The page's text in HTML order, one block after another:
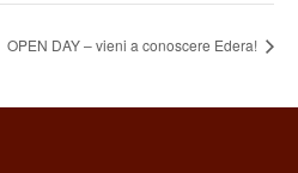
OPEN DAY – vieni a conoscere Edera!